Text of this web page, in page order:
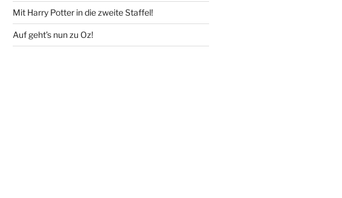
Mit Harry Potter in die zweite Staffel!
Auf geht’s nun zu Oz!